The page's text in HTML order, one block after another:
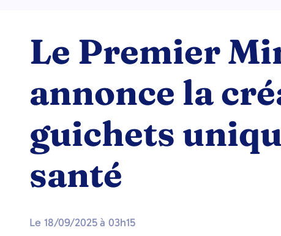
Le Premier
annonce la
guichets
santé
Le 18/09/2025à 03h15